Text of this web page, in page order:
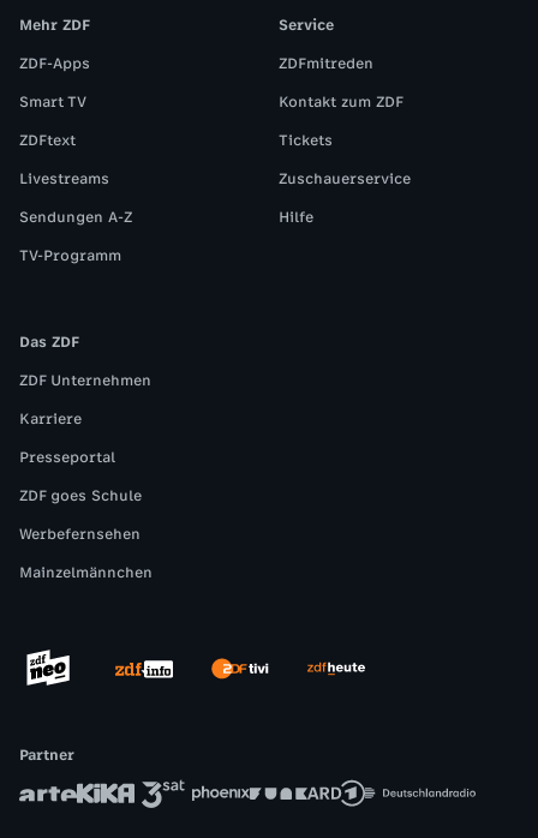
Mehr ZDF
ZDF-Apps
Smart TV
ZDFtext
Livestreams
Sendungen A-Z
TV-Programm
Service
ZDFmitreden
Kontakt zum ZDF
Tickets
Zuschauerservice
Hilfe
Das ZDF
ZDF Unternehmen
Karriere
Presseportal
ZDF goes Schule
Werbefernsehen
Mainzelmännchen
Partner